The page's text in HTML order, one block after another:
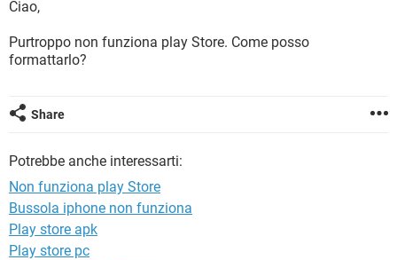
HARDWARE
HARDWARE
iOS
INSTAGRAM WHATSAPP
HARDWARE
iOS
TIKTOK
Ciao,
Purtroppo non funziona play Store. Come posso
formattarlo?
Share
Potrebbe anche interessarti:
Non funziona play Store
Bussola iphone non funziona
Play store apk
Play store pc